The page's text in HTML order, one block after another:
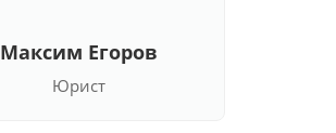
Максим Егоров
Юрист